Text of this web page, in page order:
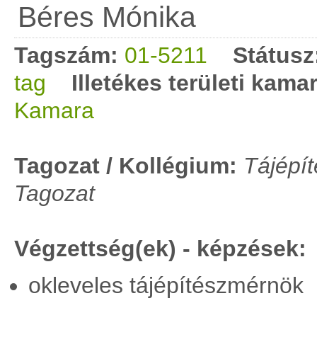
Béres Mónika
Tagszám: 01-5211
tag
Illetékes területi
Kamara
Tagozat / Kollégium:
Tagozat
Végzettség(ek) - képzések:
okleveles tájépítészmérnök